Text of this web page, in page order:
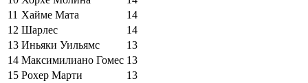
11 Хайме Мата
14
12 Шарлес
14
13 Иньяки Уильямс
13
14 Максимилиано Гомес 13
15 Рохер Марти 13